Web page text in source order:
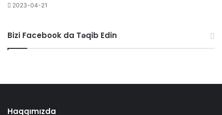
2023-04-21
Bizi Facebook da Təqib Edin
Haqqımızda